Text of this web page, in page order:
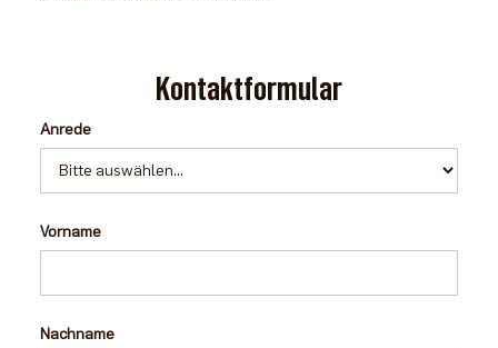
Kontaktformular
Anrede
Vorname
Nachname